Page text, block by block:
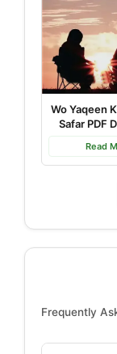
Wo Yaqeen
Safar PDF
Read
Frequently